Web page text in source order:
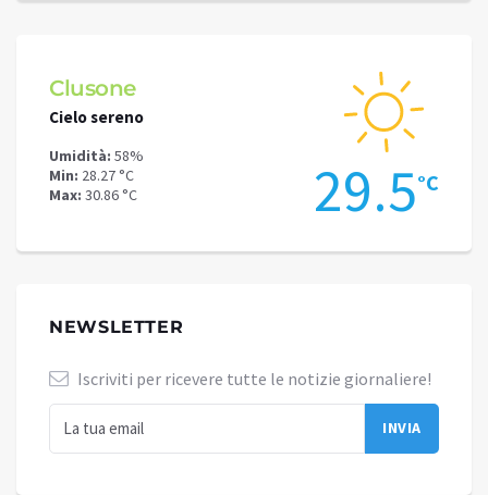
Clusone
Cielo sereno
Umidità: 58%
Min: 28.27 °C
Max: 30.86 °C 29.5°C
NEWSLETTER
Iscriviti per ricevere tutte le notizie giornaliere!